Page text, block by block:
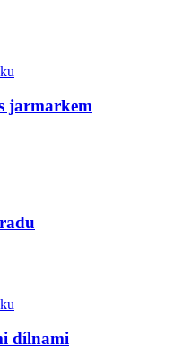
jarmarkem
dílnami